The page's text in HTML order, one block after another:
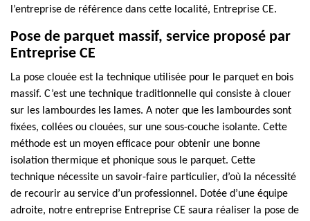
l’entreprise de référence dans cette localité, Entreprise CE.
Pose de parquet massif, service proposé par
Entreprise CE
La pose clouée est la technique utilisée pour le parquet en bois
massif. C’est une technique traditionnelle qui consiste à clouer
sur les lambourdes les lames. A noter que les lambourdes sont
fixées, collées ou clouées, sur une sous-couche isolante. Cette
méthode est un moyen efficace pour obtenir une bonne
isolation thermique et phonique sous le parquet. Cette
technique nécessite un savoir-faire particulier, d’où la nécessité
de recourir au service d’un professionnel. Dotée d’une équipe
adroite, notre entreprise Entreprise CE saura réaliser la pose de